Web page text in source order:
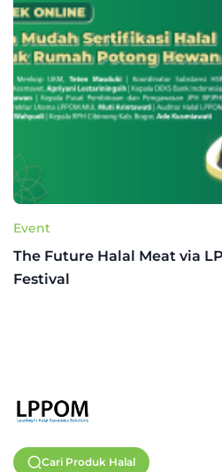
Event
The Future Halal Meat via
Festival
Cari Produk Halal